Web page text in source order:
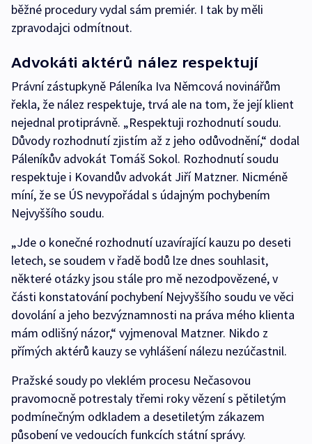
běžné procedury vydal sám premiér. I tak by měli
zpravodajci odmítnout.
Advokáti aktérů nález respektují
Právní zástupkyně Páleníka Iva Němcová novinářům
řekla, že nález respektuje, trvá ale na tom, že její klient
nejednal protiprávně. „Respektuji rozhodnutí soudu.
Důvody rozhodnutí zjistím až z jeho odůvodnění,“ dodal
Páleníkův advokát Tomáš Sokol. Rozhodnutí soudu
respektuje i Kovandův advokát Jiří Matzner. Nicméně
míní, že se ÚS nevypořádal s údajným pochybením
Nejvyššího soudu.
„Jde o konečné rozhodnutí uzavírající kauzu po deseti
letech, se soudem v řadě bodů lze dnes souhlasit,
některé otázky jsou stále pro mě nezodpovězené, v
části konstatování pochybení Nejvyššího soudu ve věci
dovolání a jeho bezvýznamnosti na práva mého klienta
mám odlišný názor,“ vyjmenoval Matzner. Nikdo z
přímých aktérů kauzy se vyhlášení nálezu nezúčastnil.
Pražské soudy po vleklém procesu Nečasovou
pravomocně potrestaly třemi roky vězení s pětiletým
podmínečným odkladem a desetiletým zákazem
působení ve vedoucích funkcích státní správy.